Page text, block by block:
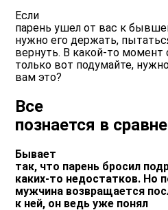
Если
парень ушел от вас к
нужно его держать,
вернуть. В какой-то
только вот подумайте,
вам это?
Все
познается в
Бывает
так, что парень бросил
каких-то недостатков. Но
мужчина возвращается
к ней, он ведь уже понял